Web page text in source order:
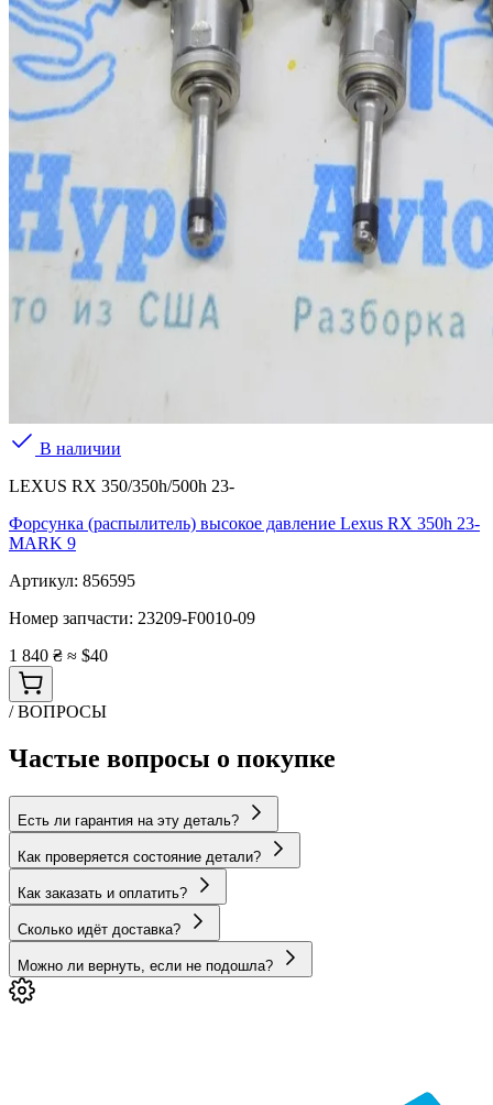
В наличии
LEXUS RX 350/350h/500h 23-
Форсунка (распылитель) высокое давление Lexus RX 350h 23-
MARK 9
Артикул: 856595
Номер запчасти: 23209-F0010-09
1 840 ₴ ≈ $40
/ ВОПРОСЫ
Частые вопросы о покупке
Есть ли гарантия на эту деталь?
Как проверяется состояние детали?
Как заказать и оплатить?
Сколько идёт доставка?
Можно ли вернуть, если не подошла?